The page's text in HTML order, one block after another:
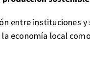
entre instituciones
economía local